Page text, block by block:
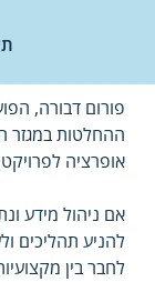
פורום דבורה,
ההחלטות במגזר
אופרציה
אם ניהול מידע
להניע תהליכים
לחבר בין